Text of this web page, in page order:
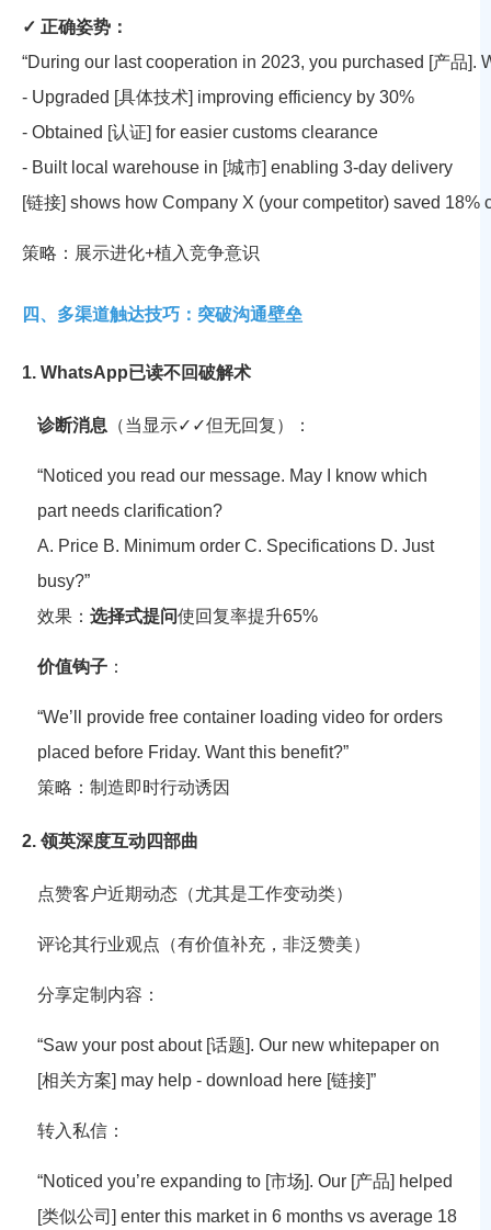
✓ 正确姿势：
-
-
-
[链接] shows how Company X (your competitor) saved 18%
策略 ：展示进化+植入竞争意识
四、多渠道触达技巧：突破沟通壁垒
1. WhatsApp已读不回破解术
诊断消息 （当显示✓✓但无回复）：
“Noticed you read our message. May I know which
part needs clarification?
A. Price B. Minimum order C. Specifications D. Just
busy?”
效果 ： 选择式提问使回复率提升65%
价值钩子 ：
“We’ll provide free container loading video for orders
placed before Friday. Want this benefit?”
策略 ：制造即时行动诱因
2. 领英深度互动四部曲
点赞客户近期动态（尤其是工作变动类）
评论其行业观点（有价值补充，非泛赞美）
分享定制内容：
“Saw your post about [话题]. Our new whitepaper on
[相关方案] may help - download here [链接]”
转入私信：
“Noticed you’re expanding to [市场]. Our [产品] helped
[类似公司] enter this market in 6 months vs average 18